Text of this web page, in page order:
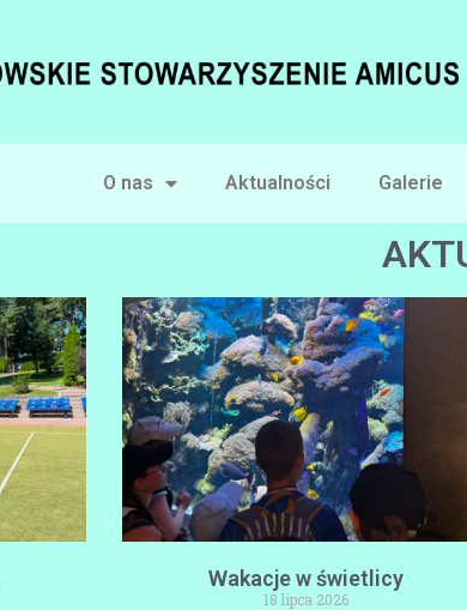
O nas Aktualności Galerie
Wakacje w świetlicy
18 lipca 2026